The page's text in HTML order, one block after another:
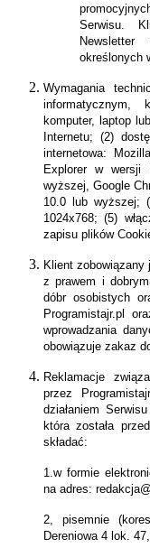
Serwisu.
określonych
Wymagania
informatycznym,
komputer, laptop
Internetu; (2)
internetowa:
Explorer w
wyższej, Google
10.0 lub wyższej;
1024x768; (5)
zapisu plików
Klient
z prawem i
dóbr osobistych
Programistajr.pl
wprowadzania
obowiązuje zakaz
Reklamacje
przez
działaniem
która została
składać:
1.w formie
na adres:
2, pisemnie
Dereniowa 4 lok.